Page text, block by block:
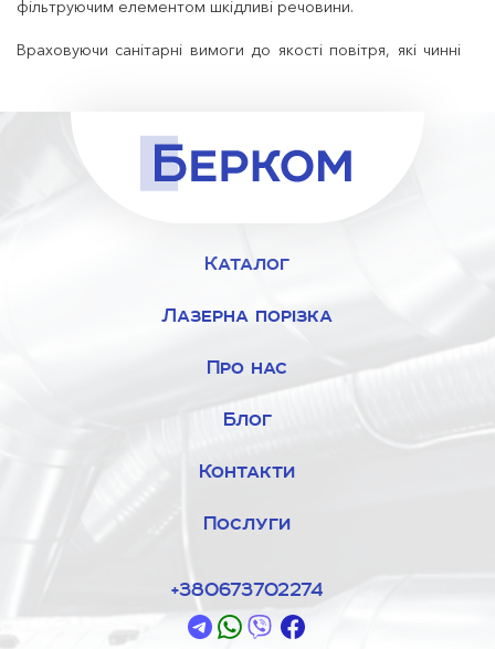
фільтруючим елементом шкідливі речовини.
Враховуючи санітарні вимоги до якості повітря, які чинні
Переваги касетних фільтрів касетних
до деформацій та іржі;
наші зразки ефективно очищають повітря, суттєво
зменшуючи у його складі концентрацію забруднюючих
детальніше ознайомитися із характеристиками існуючих
На що варто звернути увагу при
Каталог
Лазерна порізка
Про нас
Блог
Контакти
Послуги
+380673702274